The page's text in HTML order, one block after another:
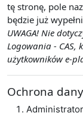
tę stronę, pole
będzie już
UWAGA! Nie
Logowania - CAS,
użytkowników e-
Ochrona